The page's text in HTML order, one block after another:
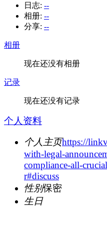
日志: --
相册: --
分享: --
相册
现在还没有相册
记录
现在还没有记录
个人资料
个人主页https://
with-legal-
compliance-all-
r#discuss
性别保密
生日